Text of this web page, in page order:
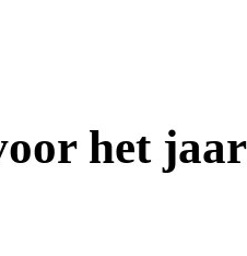
het